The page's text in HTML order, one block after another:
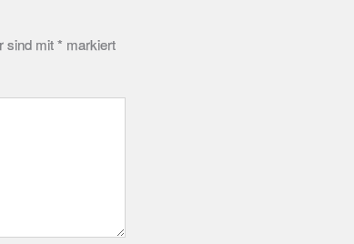
sind mit* markiert